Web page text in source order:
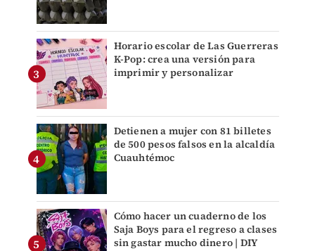
Horario escolar de Las Guerreras
K-Pop: crea una versión para
imprimir y personalizar
Detienen a mujer con 81 billetes
de 500 pesos falsos en la alcaldía
Cuauhtémoc
Cómo hacer un cuaderno de los
Saja Boys para el regreso a clases
sin gastar mucho dinero | DIY